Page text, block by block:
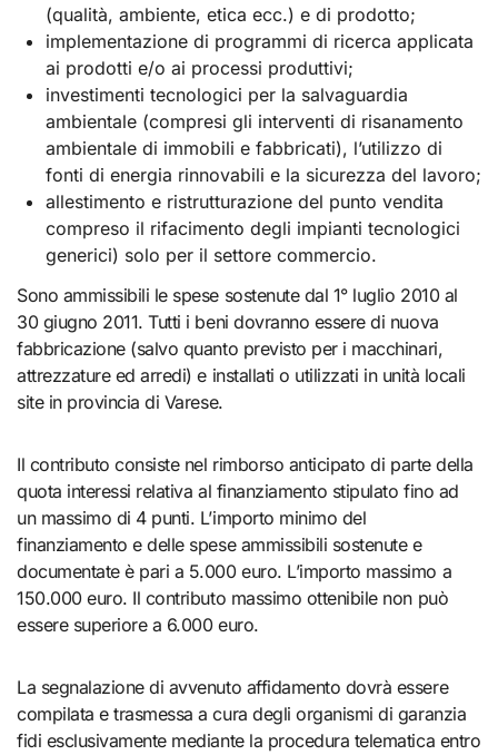
(qualità, ambiente, etica ecc.) e di prodotto;
implementazione di programmi di ricerca applicata
ai prodotti e/o ai processi produttivi;
investimenti tecnologici per la salvaguardia
ambientale (compresi gli interventi di risanamento
ambientale di immobili e fabbricati), l’utilizzo di
fonti di energia rinnovabili e la sicurezza del lavoro;
allestimento e ristrutturazione del punto vendita
compreso il rifacimento degli impianti tecnologici
generici) solo per il settore commercio.
Sono ammissibili le spese sostenute dal 1° luglio 2010 al
30 giugno 2011. Tutti i beni dovranno essere di nuova
fabbricazione (salvo quanto previsto per i macchinari,
attrezzature ed arredi) e installati o utilizzati in unità locali
site in provincia di Varese.
Il contributo consiste nel rimborso anticipato di parte della
quota interessi relativa al finanziamento stipulato fino ad
un massimo di 4 punti. L’importo minimo del
finanziamento e delle spese ammissibili sostenute e
documentate è pari a 5.000 euro. L’importo massimo a
150.000 euro. Il contributo massimo ottenibile non può
essere superiore a 6.000 euro.
La segnalazione di avvenuto affidamento dovrà essere
compilata e trasmessa a cura degli organismi di garanzia
fidi esclusivamente mediante la procedura telematica entro